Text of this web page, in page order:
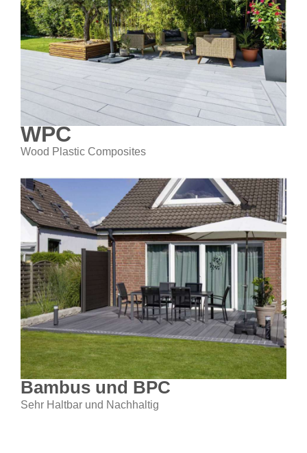
WPC
Wood Plastic Composites
Bambus und BPC
Sehr Haltbar und Nachhaltig